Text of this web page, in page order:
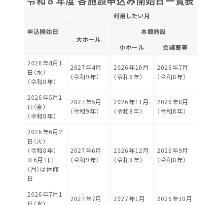
申込開始日
利用したい月
大ホール
本館施設
小ホール
会議室等
2026年4月1
日（水）
（令和8年）
2027年4月
（令和9年）
2026年10月
（令和8年）
2026年7月
（令和8年）
2026年5月1
日（金）
（令和8年）
2027年5月
（令和9年）
2026年11月
（令和8年）
2026年8月
（令和8年）
2026年6月2
日（火）
（令和8年）
※6月1日
（月）は休館
日
2027年6月
（令和9年）
2026年12月
（令和8年）
2026年9月
（令和8年）
2026年7月1
2027年7月
2027年1月
2026年10月